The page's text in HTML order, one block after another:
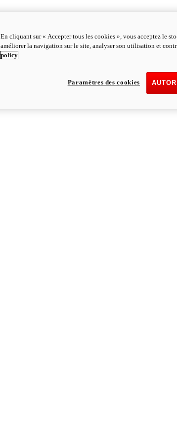
En cliquant sur « Accepter tous les cookies », vous acceptez le
améliorer la navigation sur le site, analyser son utilisation et
policy
Paramètres des cookies